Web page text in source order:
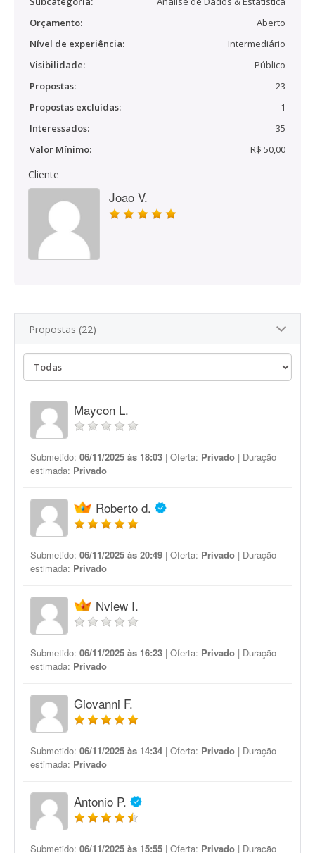
Orçamento:
Aberto
Nível de experiência:
Intermediário
Visibilidade:
Público
Propostas:
23
Propostas excluídas:
1
Interessados:
35
Valor Mínimo:
R$ 50,00
Cliente
Joao V.
Propostas (22)
Maycon L.
Submetido: 06/11/2025 às 18:03 | Oferta: Privado | Duração
estimada: Privado
Roberto d.
Submetido: 06/11/2025 às 20:49 | Oferta: Privado | Duração
estimada: Privado
Nview I.
Submetido: 06/11/2025 às 16:23 | Oferta: Privado | Duração
estimada: Privado
Giovanni F.
Submetido: 06/11/2025 às 14:34 | Oferta: Privado | Duração
estimada: Privado
Antonio P.
Submetido: 06/11/2025 às 15:55 | Oferta: Privado | Duração